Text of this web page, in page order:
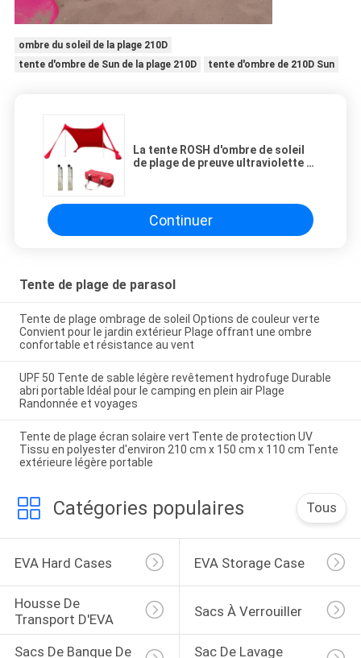
ombre du soleil de la plage 210D
tente d'ombre de Sun de la plage 210D
tente d'ombre de 210D Sun
La tente ROSH d'ombre de soleil
de plage de preuve ultraviolette a
Continuer
Tente de plage de parasol
Tente de plage ombrage de soleil Options de couleur verte
Convient pour le jardin extérieur Plage offrant une ombre
confortable et résistance au vent
UPF 50 Tente de sable légère revêtement hydrofuge Durable
abri portable Idéal pour le camping en plein air Plage
Randonnée et voyages
Tente de plage écran solaire vert Tente de protection UV
Tissu en polyester d'environ 210 cm x 150 cm x 110 cm Tente
extérieure légère portable
Catégories populaires Tous
EVA Hard Cases EVA Storage Case
Housse De
Transport D'EVA
Sacs À Verrouiller
Sacs De Banque De Sac De Lavage